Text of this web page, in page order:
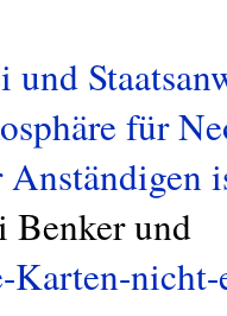
und
für
Benker und
Karten-